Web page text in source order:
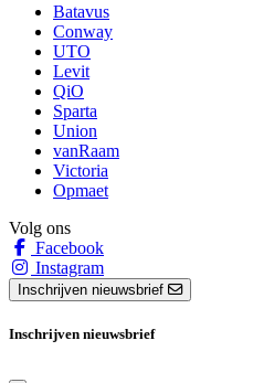
Batavus
Conway
UTO
Levit
QiO
Sparta
Union
vanRaam
Victoria
Opmaet
Volg ons
Facebook
Instagram
Inschrijven nieuwsbrief
Inschrijven nieuwsbrief